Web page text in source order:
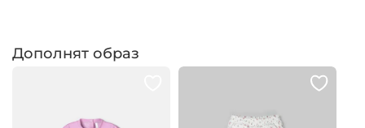
Дополнят образ